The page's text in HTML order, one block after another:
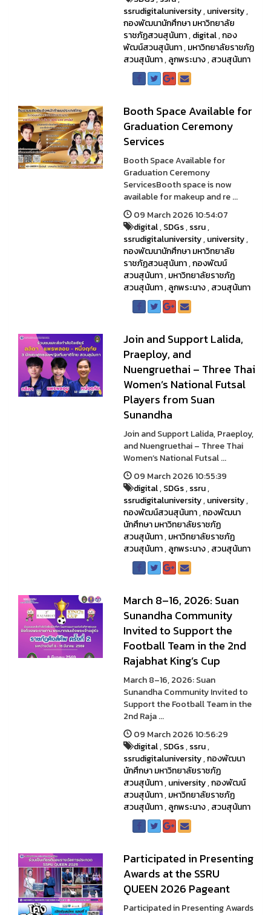
ssrudigitaluniversity,university,
กองพัฒนานักศึกษา มหาวิทยาลัย
ราชภัฏสวนสุนันทา,digital,กอง
พัฒน์สวนสุนันทา,มหาวิทยาลัยราชภัฏ
สวนสุนันทา,ลูกพระนาง,สวนสุนันทา
Booth Space Available for
Graduation Ceremony
Services
Booth Space Available for
Graduation Ceremony
ServicesBooth space is now
available for makeup and re ...
09 March 2026 10:54:07
digital,SDGs,ssru,
ssrudigitaluniversity,university,
กองพัฒนานักศึกษา มหาวิทยาลัย
ราชภัฏสวนสุนันทา,กองพัฒน์
สวนสุนันทา,มหาวิทยาลัยราชภัฏ
สวนสุนันทา,ลูกพระนาง,สวนสุนันทา
Join and Support Lalida,
Praeploy, and
Nuengruethai – Three Thai
Women’s National Futsal
Players from Suan
Sunandha
Join and Support Lalida, Praeploy,
and Nuengruethai – Three Thai
Women’s National Futsal ...
09 March 2026 10:55:39
digital,SDGs,ssru,
ssrudigitaluniversity,university,
กองพัฒน์สวนสุนันทา,กองพัฒนา
นักศึกษา มหาวิทยาลัยราชภัฏ
สวนสุนันทา,มหาวิทยาลัยราชภัฏ
สวนสุนันทา,ลูกพระนาง,สวนสุนันทา
March 8–16, 2026: Suan
Sunandha Community
Invited to Support the
Football Team in the 2nd
Rajabhat King’s Cup
March 8–16, 2026: Suan
Sunandha Community Invited to
Support the Football Team in the
2nd Raja ...
09 March 2026 10:56:29
digital,SDGs,ssru,
ssrudigitaluniversity,กองพัฒนา
นักศึกษา มหาวิทยาลัยราชภัฏ
สวนสุนันทา,university,กองพัฒน์
สวนสุนันทา,มหาวิทยาลัยราชภัฏ
สวนสุนันทา,ลูกพระนาง,สวนสุนันทา
Participated in Presenting
Awards at the SSRU
QUEEN 2026 Pageant
Participated in Presenting Awards